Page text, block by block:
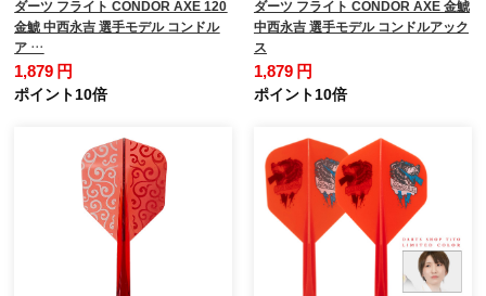
ダーツ フライト CONDOR AXE 120
金鯱 中西永吉 選手モデル コンドル
ア …
1,879 円
ポイント10倍
ダーツ フライト CONDOR AXE 金鯱
中西永吉 選手モデル コンドルアック
ス
1,879 円
ポイント10倍